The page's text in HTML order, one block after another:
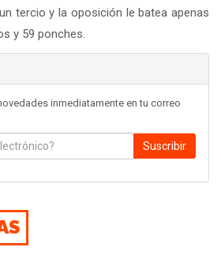
tercio y la oposición le batea apenas
y 59 ponches.
inmediatamente en tu correo
Suscribir